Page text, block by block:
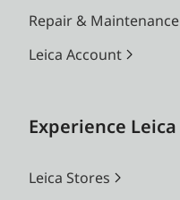
Repair & Maintenance
Leica Account
Experience Leica
Leica Stores